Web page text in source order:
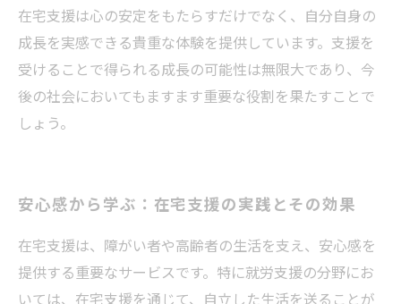
在宅支援は心の安定をもたらすだけでなく、自分自身の
成長を実感できる貴重な体験を提供しています。支援を
受けることで得られる成長の可能性は無限大であり、今
後の社会においてもますます重要な役割を果たすことで
しょう。
安心感から学ぶ：在宅支援の実践とその効果
在宅支援は、障がい者や高齢者の生活を支え、安心感を
提供する重要なサービスです。特に就労支援の分野にお
いては、在宅支援を通じて、自立した生活を送ることが